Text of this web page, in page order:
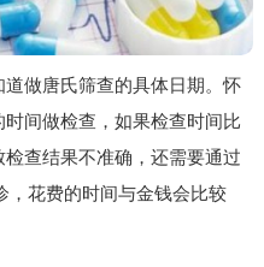
做唐氏筛查的具体日期。怀
间做检查，如果检查时间比
查结果不准确，还需要通过
，花费的时间与金钱会比较